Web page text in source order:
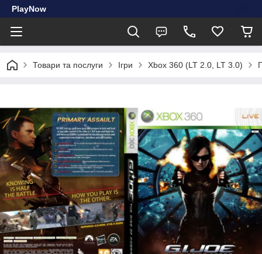
PlayNow
Товари та послуги Ігри Xbox 360 (LT 2.0, LT 3.0)